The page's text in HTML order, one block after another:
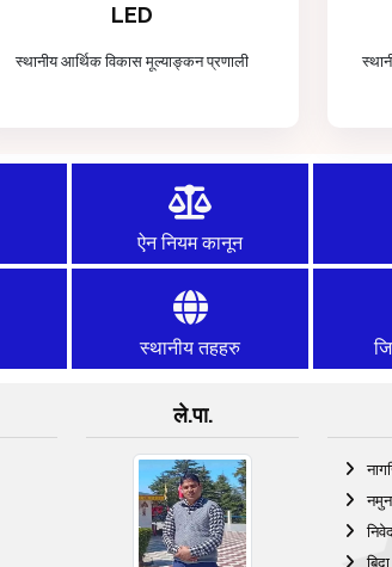
LED
स्थानीय आर्थिक विकास मूल्याङ्कन प्रणाली
ऐन नियम कानून
स्थानीय तहहरु
ले.पा.